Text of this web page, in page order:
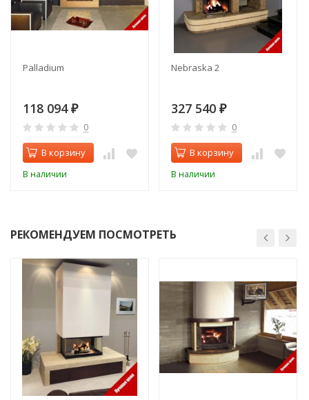
Palladium
118 094 ₽
0
В корзину
В наличии
Nebraska 2
327 540 ₽
0
В корзину
В наличии
РЕКОМЕНДУЕМ ПОСМОТРЕТЬ